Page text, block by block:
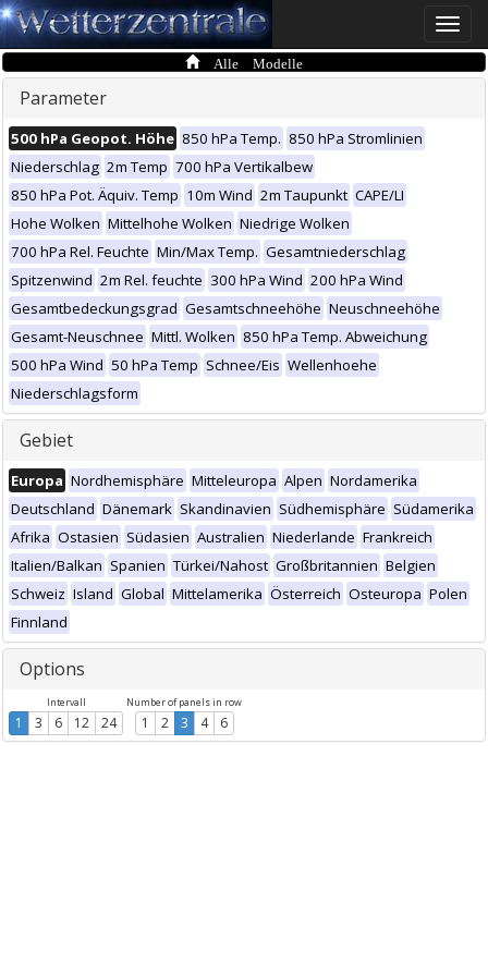
Toggle
Alle Modelle
Parameter
500 hPa Geopot. Höhe 850 hPa Temp. 850 hPa Stromlinien
Niederschlag 2m Temp 700 hPa Vertikalbew
850 hPa Pot. Äquiv. Temp 10m Wind 2m Taupunkt CAPE/LI
Hohe Wolken Mittelhohe Wolken Niedrige Wolken
700 hPa Rel. Feuchte Min/Max Temp. Gesamtniederschlag
Spitzenwind 2m Rel. feuchte 300 hPa Wind 200 hPa Wind
Gesamtbedeckungsgrad Gesamtschneehöhe Neuschneehöhe
Gesamt-Neuschnee Mittl. Wolken 850 hPa Temp. Abweichung
500 hPa Wind 50 hPa Temp Schnee/Eis Wellenhoehe
Niederschlagsform
Gebiet
Europa Nordhemisphäre Mitteleuropa Alpen Nordamerika
Deutschland Dänemark Skandinavien Südhemisphäre Südamerika
Afrika Ostasien Südasien Australien Niederlande Frankreich
Italien/Balkan Spanien Türkei/Nahost Großbritannien Belgien
Schweiz Island Global Mittelamerika Österreich Osteuropa Polen
Finnland
Options
Intervall
1 3 6 12 24
Number of panels in row
1 2 3 4 6